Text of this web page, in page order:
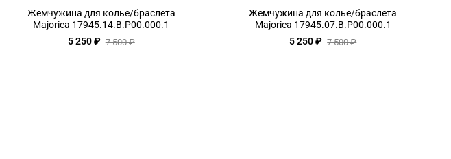
Жемчужина для колье/браслета
Majorica 17945.14.B.P00.000.1
5 250 ₽ 7 500 ₽
Жемчужина для колье/браслета
Majorica 17945.07.B.P00.000.1
5 250 ₽ 7 500 ₽